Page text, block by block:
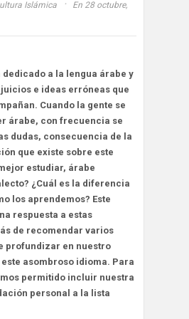
Islámica ·
En 28 octubre,
dedicado a la lengua árabe y
e ideas erróneas que
Cuando la gente se
árabe, con frecuencia se
dudas, consecuencia de la
que existe sobre este
estudiar, árabe
¿Cuál es la diferencia
los aprendemos? Este
respuesta a estas
de recomendar varios
profundizar en nuestro
asombroso idioma. Para
permitido incluir nuestra
personal a la lista